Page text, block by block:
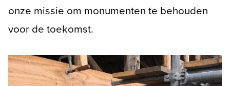
Postadres
Postbus 79
onze missie om monumenten te behouden
voor de toekomst.